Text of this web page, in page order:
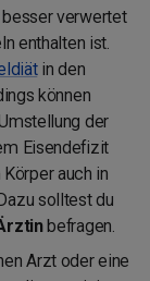
verwertet
enthalten ist.
in den
können
der
Eisendefizit
auch in
solltest du
befragen.
Arzt oder eine